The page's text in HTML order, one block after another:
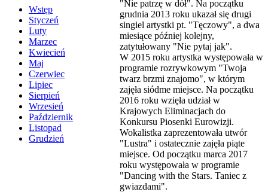
Wstęp
Styczeń
Luty
Marzec
Kwiecień
Maj
Czerwiec
Lipiec
Sierpień
Wrzesień
Październik
Listopad
Grudzień
"Nie patrzę w dół". Na początku
grudnia 2013 roku ukazał się drugi
singiel artystki pt. "Tęczowy", a dwa
miesiące później kolejny,
zatytułowany "Nie pytaj jak".
W 2015 roku artystka występowała w
programie rozrywkowym "Twoja
twarz brzmi znajomo", w którym
zajęła siódme miejsce. Na początku
2016 roku wzięła udział w
Krajowych Eliminacjach do
Konkursu Piosenki Eurowizji.
Wokalistka zaprezentowała utwór
"Lustra" i ostatecznie zajęła piąte
miejsce. Od początku marca 2017
roku występowała w programie
"Dancing with the Stars. Taniec z
gwiazdami".